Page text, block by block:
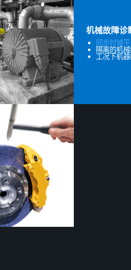
机械故障诊
同步时域
隔离的机
工况下机